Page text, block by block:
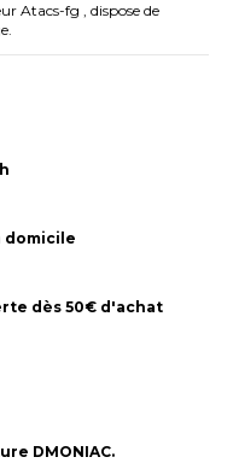
Atacs-fg , dispose de
domicile
dès 50€ d'achat
DMONIAC.